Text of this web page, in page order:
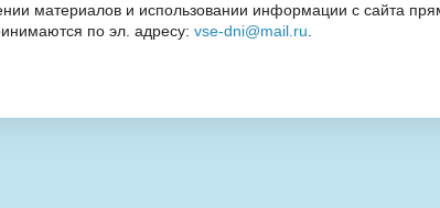
материалов и использовании информации с сайта
по эл. адресу: vse-dni@mail.ru.